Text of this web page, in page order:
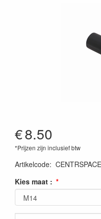
€8.50
*Prijzen zijn inclusief btw
Artikelcode:
Kies maat :